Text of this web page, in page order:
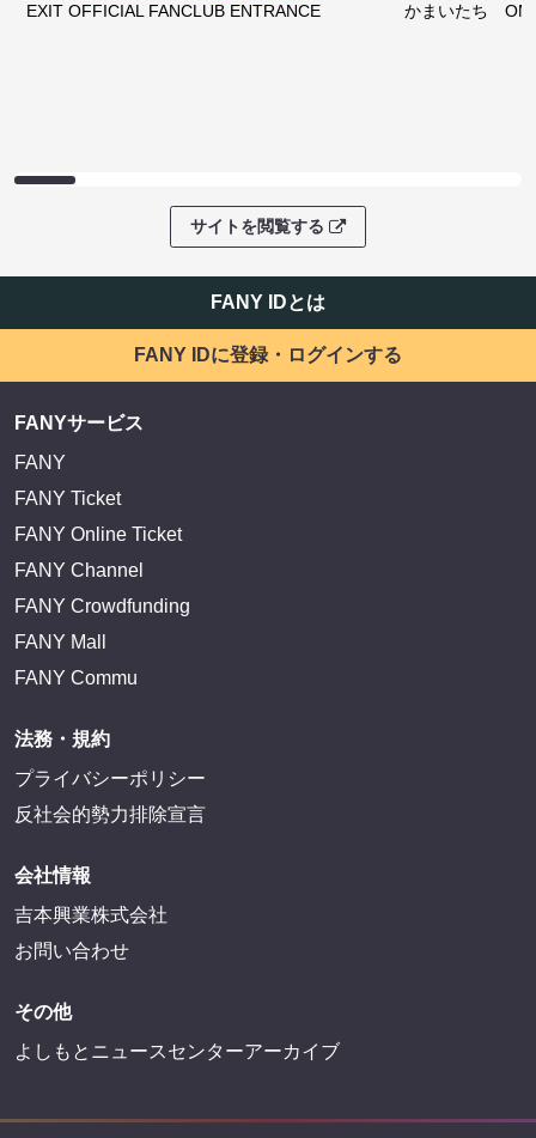
EXIT OFFICIAL FANCLUB ENTRANCE かまいたち
サイトを閲覧する
FANY IDとは
FANY IDに登録・ログインする
FANYサービス
FANY
FANY Ticket
FANY Online Ticket
FANY Channel
FANY Crowdfunding
FANY Mall
FANY Commu
法務・規約
プライバシーポリシー
反社会的勢力排除宣言
会社情報
吉本興業株式会社
お問い合わせ
その他
よしもとニュースセンターアーカイブ